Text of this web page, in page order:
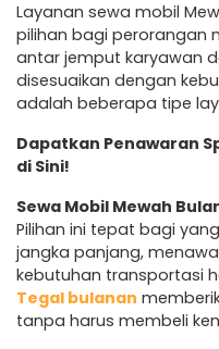
Layanan sewa mobil
pilihan bagi perorangan
antar jemput karyawan
disesuaikan dengan
adalah beberapa tipe
Dapatkan Penawaran
di Sini!
Sewa Mobil Mewah
Pilihan ini tepat bagi
jangka panjang,
kebutuhan transportasi
Tegal bulanan
tanpa harus membeli